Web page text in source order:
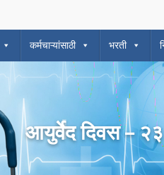
कर्मचाऱ्यांसाठी भरती
आयुर्वेद दिवस –